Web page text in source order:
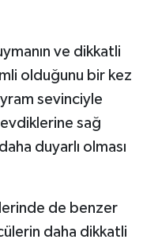
ve dikkatli
olduğunu bir kez
sevinciyle
sağ
duyarlı olması
de benzer
daha dikkatli